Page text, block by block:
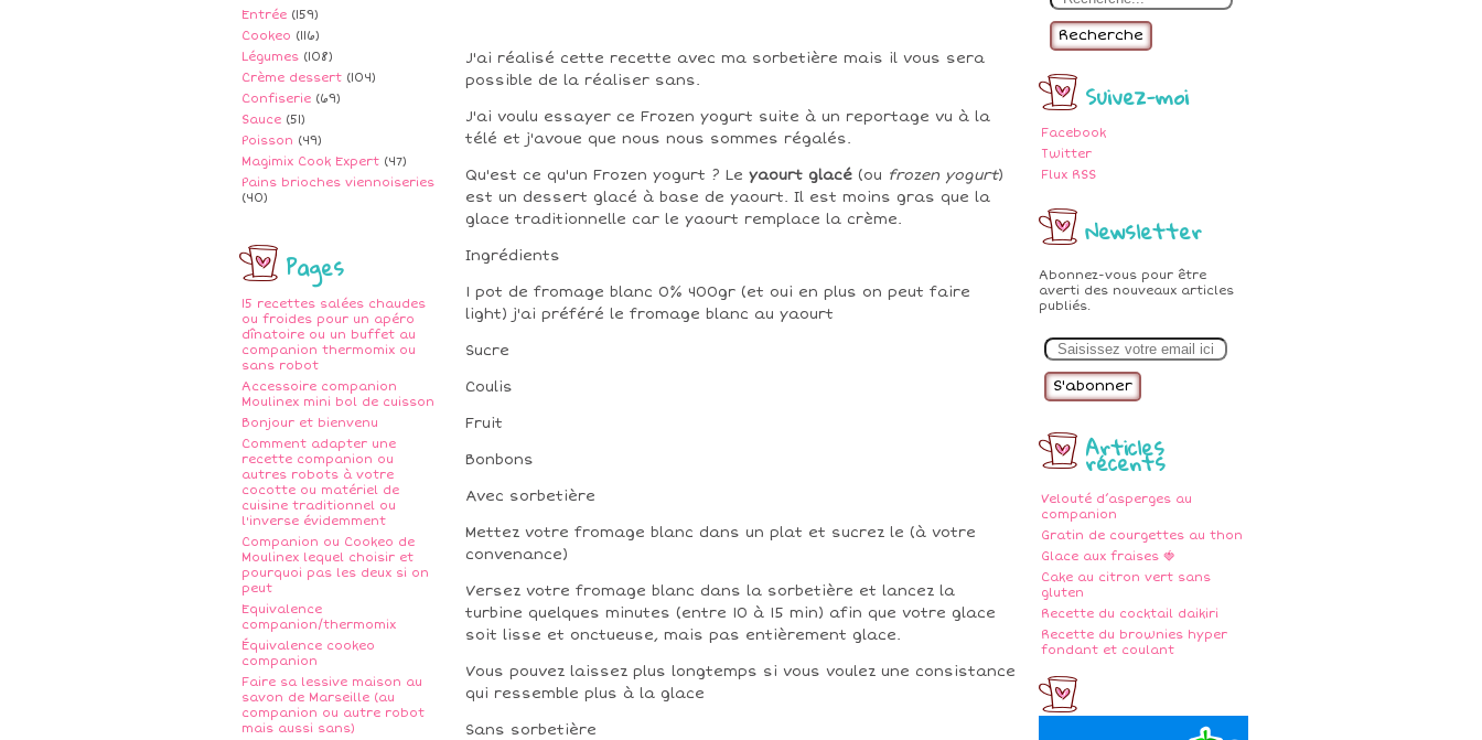
Entrée (159)
Cookeo (116)
Légumes (108)
Crème dessert (104)
Confiserie (69)
Sauce (51)
Poisson (49)
Magimix Cook Expert (47)
Pains brioches viennoiseries
(40)
Pages
15 recettes salées chaudes
ou froides pour un apéro
dînatoire ou un buffet au
companion thermomix ou
sans robot
Accessoire companion
Moulinex mini bol de cuisson
Bonjour et bienvenu
Comment adapter une
recette companion ou
autres robots à votre
cocotte ou matériel de
cuisine traditionnel ou
l'inverse évidemment
Companion ou Cookeo de
Moulinex lequel choisir et
pourquoi pas les deux si on
peut
Equivalence
companion/thermomix
Équivalence cookeo
companion
Faire sa lessive maison au
savon de Marseille (au
companion ou autre robot
mais aussi sans)
Recherche
Suivez-moi
Facebook
Twitter
Flux RSS
Newsletter
Abonnez-vous pour être
averti des nouveaux articles
publiés.
m
Articles
récents
Velouté d’asperges au
companion
Gratin de courgettes au thon
Glace aux fraises 🍓
Cake au citron vert sans
gluten
Recette du cocktail daikiri
Recette du brownies hyper
fondant et coulant
J'ai réalisé cette recette avec ma sorbetière mais il vous sera
possible de la réaliser sans.
J'ai voulu essayer ce Frozen yogurt suite à un reportage vu à la
télé et j'avoue que nous nous sommes régalés.
Qu'est ce qu'un Frozen yogurt ? Le yaourt glacé (ou frozen yogurt)
est un dessert glacé à base de yaourt. Il est moins gras que la
glace traditionnelle car le yaourt remplace la crème.
Ingrédients
1 pot de fromage blanc 0% 400gr (et oui en plus on peut faire
light) j'ai préféré le fromage blanc au yaourt
Sucre
Coulis
Fruit
Bonbons
Avec sorbetière
Mettez votre fromage blanc dans un plat et sucrez le (à votre
convenance)
Versez votre fromage blanc dans la sorbetière et lancez la
turbine quelques minutes (entre 10 à 15 min) afin que votre glace
soit lisse et onctueuse, mais pas entièrement glace.
Vous pouvez laissez plus longtemps si vous voulez une consistance
qui ressemble plus à la glace
Sans sorbetière